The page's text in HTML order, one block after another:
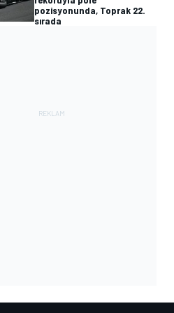
pozisyonunda, Toprak 22.
sırada